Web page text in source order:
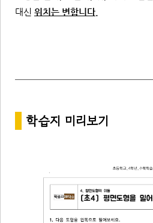
대신 위치는 변합니다.
학습지 미리보기